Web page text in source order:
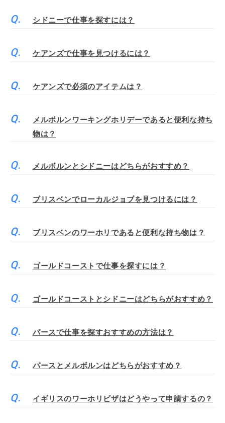
シドニーで仕事を探すには？
ケアンズで仕事を見つけるには？
ケアンズで必須のアイテムは？
メルボルンワーキングホリデーであると便利な持ち
物は？
メルボルンとシドニーはどちらがおすすめ？
ブリスベンでローカルジョブを見つけるには？
ブリスベンのワーホリであると便利な持ち物は？
ゴールドコーストで仕事を探すには？
ゴールドコーストとシドニーはどちらがおすすめ？
パースで仕事を探すおすすめの方法は？
パースとメルボルンはどちらがおすすめ？
イギリスのワーホリビザはどうやって申請するの？